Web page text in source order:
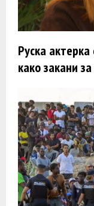
Руска
како закани